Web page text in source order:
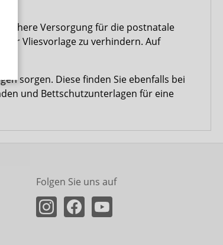
sichere Versorgung für die postnatale
der Vliesvorlage zu verhindern. Auf
sorgen. Diese finden Sie ebenfalls bei
und Bettschutzunterlagen für eine
Folgen Sie uns auf